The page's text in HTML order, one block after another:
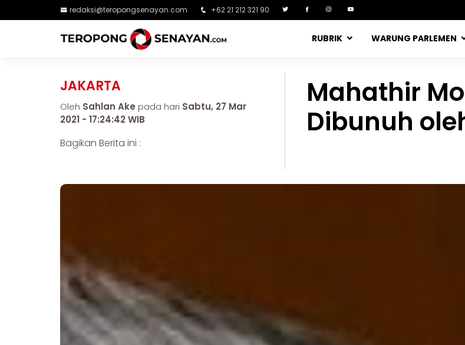
redaksi@teropongsenayan.com +62 21 212 321 90
RUBRIK WARUNG PARLEMEN
JAKARTA
Oleh Sahlan Ake pada hari Sabtu, 27 Mar
2021 - 17:24:42 WIB
Bagikan Berita ini :
Mahathir
Dibunuh